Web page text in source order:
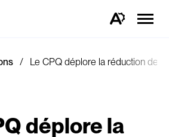
Ouvrez
d'accessibilité.
la
Le CPQ déplore la réduction de
déplore la